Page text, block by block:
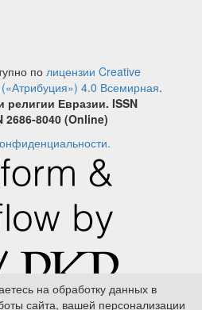
по лицензии Creative
4.0 Всемирная.
Евразии. ISSN
2686-8040 (Online)
на обработку данных в
сайта, вашей персонализации